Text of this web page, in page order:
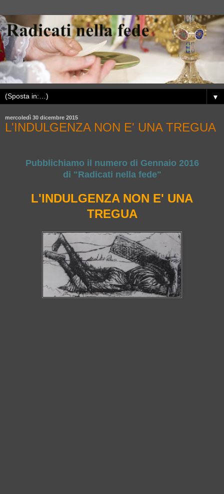
▼
mercoledì 30 dicembre 2015
L'INDULGENZA NON E' UNA TREGUA
Pubblichiamo il numero di Gennaio 2016
di "Radicati nella fede"
L'INDULGENZA NON E' UNA
TREGUA